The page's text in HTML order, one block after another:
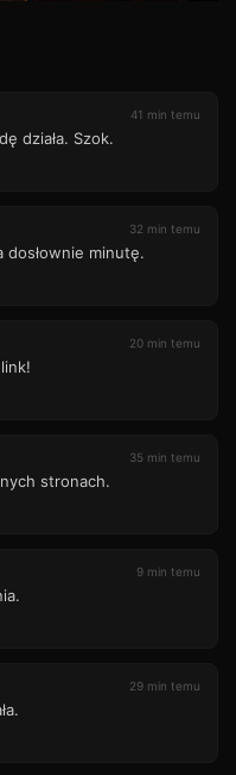
41 min temu
działa. Szok.
32 min temu
dosłownie minutę.
20 min temu
35 min temu
stronach.
9 min temu
29 min temu